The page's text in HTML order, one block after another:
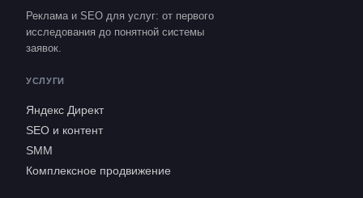
Реклама и SEO для услуг: от первого
исследования до понятной системы
заявок.
УСЛУГИ
Яндекс Директ
SEO и контент
SMM
Комплексное продвижение